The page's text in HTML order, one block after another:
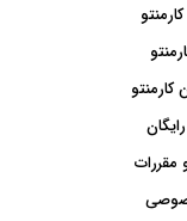
کارمنتو
مقررات